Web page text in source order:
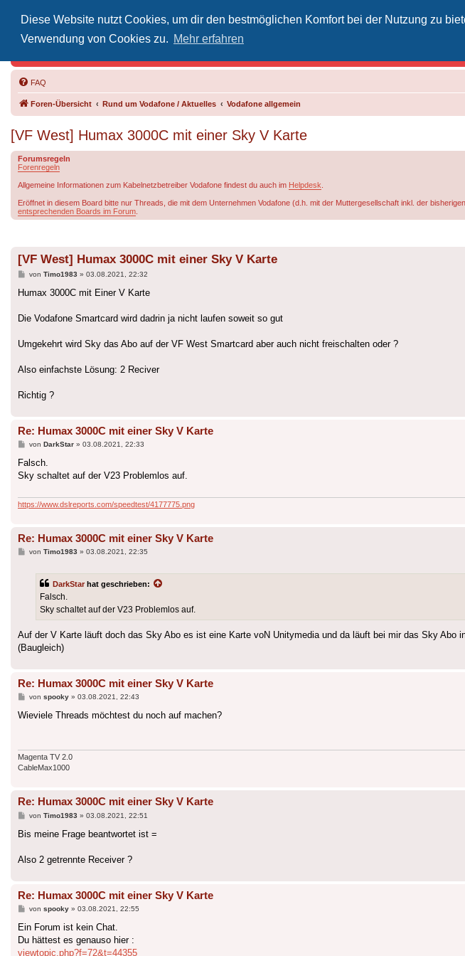
Diese Website nutzt Cookies, um dir den bestmöglichen Komfort bei der Nutzung zu
Verwendung von Cookies zu. Mehr erfahren
FAQ
Foren-Übersicht Rund um Vodafone / Aktuelles Vodafone allgemein
[VF West] Humax 3000C mit einer Sky V Karte
Forumsregeln
Forenregeln
Allgemeine Informationen zum Kabelnetzbetreiber Vodafone findest du auch im Helpdesk
Eröffnet in diesem Board bitte nur Threads, die mit dem Unternehmen Vodafone (d.h. mit der Muttergesellschaft inkl. der
entsprechenden Boards im Forum
[VF West] Humax 3000C mit einer Sky V Karte
Beitrag
von Timo1983 » 03.08.2021, 22:32
Humax 3000C mit Einer V Karte
Die Vodafone Smartcard wird dadrin ja nicht laufen soweit so gut
Umgekehrt wird Sky das Abo auf der VF West Smartcard aber auch nicht freischalten oder ?
Also einfachste Lösung: 2 Reciver
Richtig ?
Re: Humax 3000C mit einer Sky V Karte
Beitrag
von DarkStar» 03.08.2021, 22:33
Falsch.
Sky schaltet auf der V23 Problemlos auf.
https://www.dslreports.com/speedtest/4177775.png
Re: Humax 3000C mit einer Sky V Karte
Beitrag
von Timo1983 » 03.08.2021, 22:35
DarkStar hat geschrieben:
Falsch.
Sky schaltet auf der V23 Problemlos auf.
Auf der V Karte läuft doch das Sky Abo es ist eine Karte voN Unitymedia und da läuft bei mir das Sky Abo
(Baugleich)
Re: Humax 3000C mit einer Sky V Karte
Beitrag
von spooky» 03.08.2021, 22:43
Wieviele Threads möchtest du noch auf machen?
Magenta TV 2.0
CableMax1000
Re: Humax 3000C mit einer Sky V Karte
Beitrag
von Timo1983 » 03.08.2021, 22:51
Bis meine Frage beantwortet ist =
Also 2 getrennte Receiver ?
Re: Humax 3000C mit einer Sky V Karte
Beitrag
von spooky» 03.08.2021, 22:55
Ein Forum ist kein Chat.
Du hättest es genauso hier :
viewtopic.php?f=72&t=44355